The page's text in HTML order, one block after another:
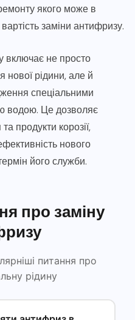
якого може в
заміни антифризу.
включає не просто
нової рідини, але й
спеціальними
водою. Це дозволяє
продукти корозії,
нового
його служби.
про заміну
питання про
рідину